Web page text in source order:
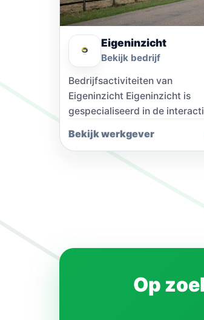
Eigeninzicht
Bekijk bedrijf
Bedrijfsactiviteiten van
Eigeninzicht Eigeninzicht is
gespecialiseerd in de
heeft met relaties te maken.
Relaties zijn…
Bekijk werkgever
Op